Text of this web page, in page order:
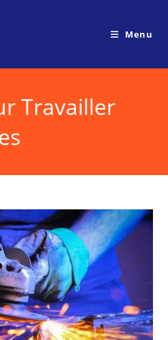
Menu
Travailler